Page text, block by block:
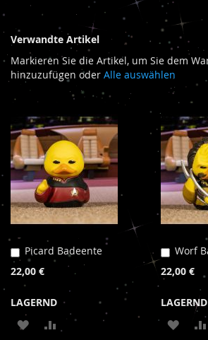
Verwandte Artikel
Markieren Sie die Artikel, um Sie dem
hinzuzufügen oder Alle auswählen
Picard Badeente
22,00 €
LAGERND
In
den
Warenkorb
ZUR
ZUR
Worf
22,00 €
LAGERND
In
den
ZUR